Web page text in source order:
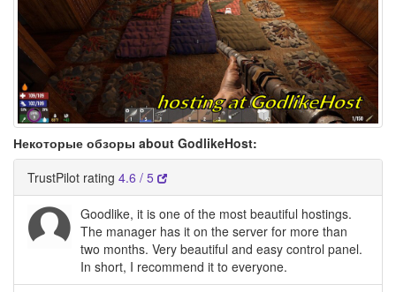
Некоторые обзоры about GodlikeHost:
TrustPilot rating 4.6 / 5
Goodlike, it is one of the most beautiful hostings.
The manager has it on the server for more than
two months. Very beautiful and easy control panel.
In short, I recommend it to everyone.